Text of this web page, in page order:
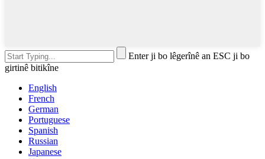
Enter ji bo lêgerînê an ESC ji bo
girtinê bitikîne
English
French
German
Portuguese
Spanish
Russian
Japanese